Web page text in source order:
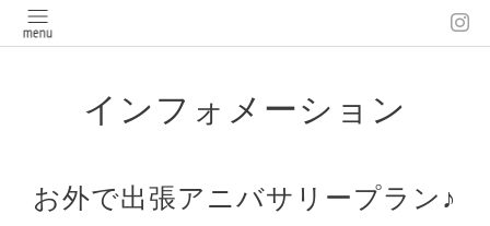
インフォメーション
お外で出張アニバサリープラン♪